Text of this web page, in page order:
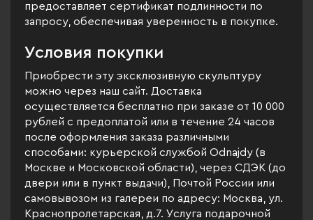
предоставляет сертификат подлинности по
запросу, обеспечивая уверенность в покупке.
Условия покупки
Приобрести эту эксклюзивную скульптуру
можно через наш сайт. Доставка
осуществляется бесплатно при заказе от 10 000
рублей с предоплатой или в течение 24 часов
после оформления заказа различными
способами: курьерской службой Odnajdy (в
Москве и Московской области), через СДЭК (до
двери или в пункт выдачи), Почтой России или
самовывозом из галереи по адресу: Москва, ул.
Краснопролетарская, д.7. Услуга подарочной